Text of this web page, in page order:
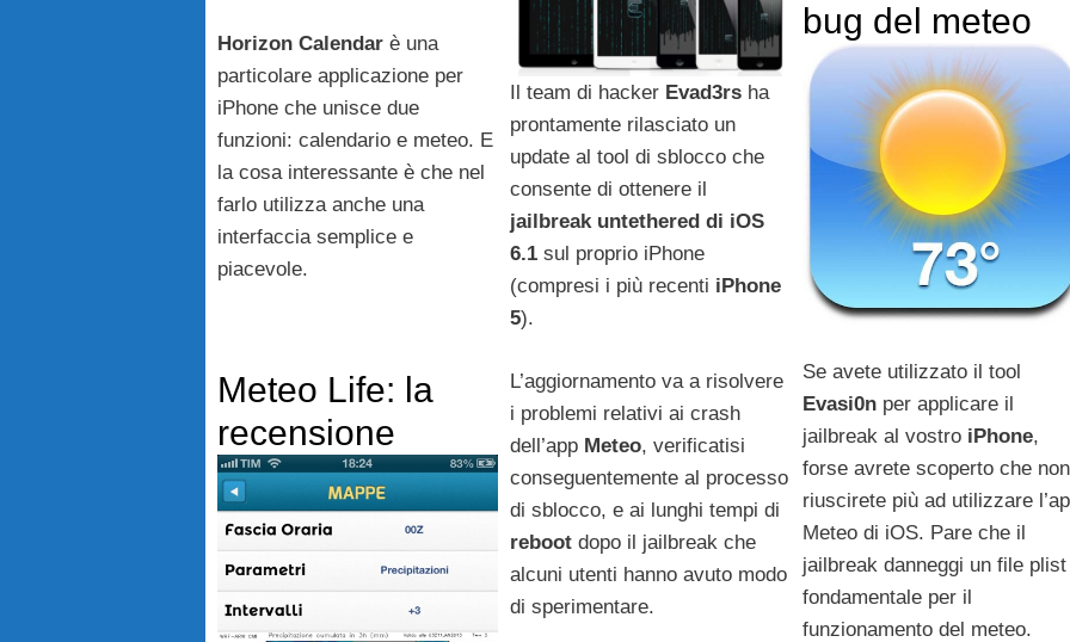
Horizon Calendar è una
particolare applicazione per
iPhone che unisce due
funzioni: calendario e meteo. E
la cosa interessante è che nel
farlo utilizza anche una
interfaccia semplice e
piacevole.
Il team di hacker Evad3rsha
prontamente rilasciato un
update al tool di sblocco che
consente di ottenere il
jailbreak untethered di iOS
6.1sul proprio iPhone
(compresi i più recenti iPhone
5).
L’aggiornamento va a risolvere
i problemi relativi ai crash
dell’app Meteo, verificatisi
conseguentemente al processo
di sblocco, e ai lunghi tempi di
rebootdopo il jailbreak che
alcuni utenti hanno avuto modo
di sperimentare.
bug del meteo
Se avete utilizzato il tool
Evasi0nper applicare il
jailbreak al vostro iPhone,
forse avrete scoperto che non
riuscirete più ad utilizzare
Meteo di iOS. Pare che il
jailbreak danneggi un file plist
fondamentale per il
funzionamento del meteo.
Meteo Life: la
recensione